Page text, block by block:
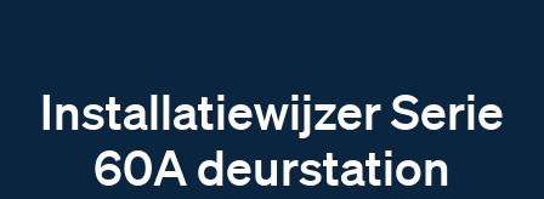
Installatiewijzer Serie
60A deurstation